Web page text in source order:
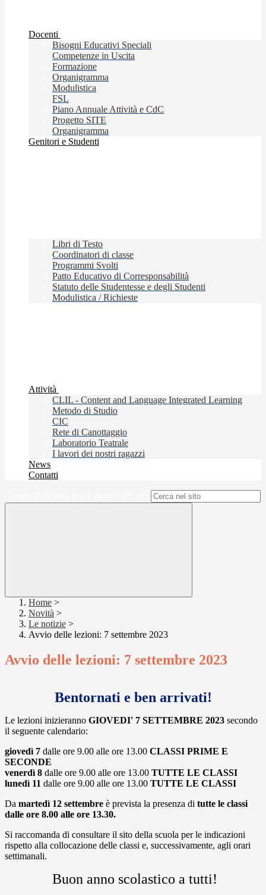
Docenti
Bisogni Educativi Speciali
Competenze in Uscita
Formazione
Organigramma
Modulistica
FSL
Piano Annuale Attività e CdC
Progetto SITE
Organigramma
Genitori e Studenti
Libri di Testo
Coordinatori di classe
Programmi Svolti
Patto Educativo di Corresponsabilità
Statuto delle Studentesse e degli Studenti
Modulistica / Richieste
Attività
CLIL - Content and Language Integrated Learning
Metodo di Studio
CIC
Rete di Canottaggio
Laboratorio Teatrale
I lavori dei nostri ragazzi
News
Contatti
Home >
Novità >
Le notizie >
Avvio delle lezioni: 7 settembre 2023
Avvio delle lezioni: 7 settembre 2023
Bentornati e ben arrivati!
Le lezioni inizieranno GIOVEDI' 7 SETTEMBRE 2023 secondo
il seguente calendario:
giovedì 7 dalle ore 9.00 alle ore 13.00 CLASSI PRIME E
SECONDE
venerdì 8 dalle ore 9.00 alle ore 13.00 TUTTE LE CLASSI
lunedì 11 dalle ore 9.00 alle ore 13.00 TUTTE LE CLASSI
Da martedì 12 settembre è prevista la presenza di tutte le classi
dalle ore 8.00 alle ore 13.30.
Si raccomanda di consultare il sito della scuola per le indicazioni
rispetto alla collocazione delle classi e, successivamente, agli orari
settimanali.
Buon anno scolastico a tutti!